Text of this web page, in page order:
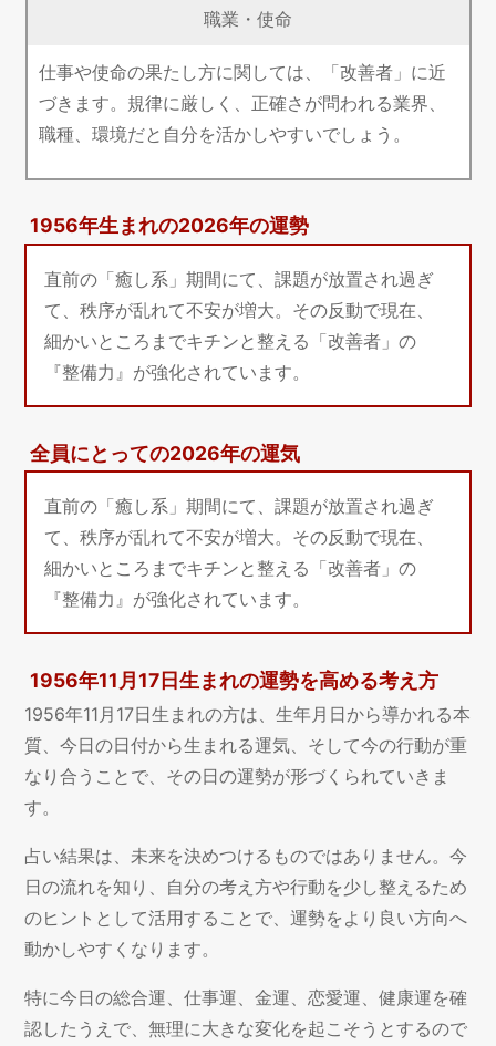
職業・使命
仕事や使命の果たし方に関しては、「改善者」に近
づきます。規律に厳しく、正確さが問われる業界、
職種、環境だと自分を活かしやすいでしょう。
1956年生まれの2026年の運勢
直前の「癒し系」期間にて、課題が放置され過ぎ
て、秩序が乱れて不安が増大。その反動で現在、
細かいところまでキチンと整える「改善者」の
『整備力』が強化されています。
全員にとっての2026年の運気
直前の「癒し系」期間にて、課題が放置され過ぎ
て、秩序が乱れて不安が増大。その反動で現在、
細かいところまでキチンと整える「改善者」の
『整備力』が強化されています。
1956年11月17日生まれの運勢を高める考え方
1956年11月17日生まれの方は、生年月日から導かれる本
質、今日の日付から生まれる運気、そして今の行動が重
なり合うことで、その日の運勢が形づくられていきま
す。
占い結果は、未来を決めつけるものではありません。今
日の流れを知り、自分の考え方や行動を少し整えるため
のヒントとして活用することで、運勢をより良い方向へ
動かしやすくなります。
特に今日の総合運、仕事運、金運、恋愛運、健康運を確
認したうえで、無理に大きな変化を起こそうとするので